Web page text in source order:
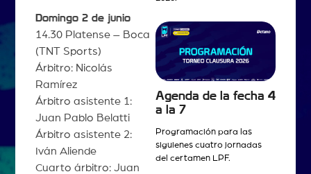
Domingo 2 de junio
14.30 Platense – Boca
(TNT Sports)
Árbitro: Nicolás
Ramírez
Árbitro asistente 1:
Juan Pablo Belatti
Árbitro asistente 2:
Iván Aliende
Cuarto árbitro: Juan
Agenda de la fecha 4
a la 7
Programación para las
siguienes cuatro jornadas
del certamen LPF.